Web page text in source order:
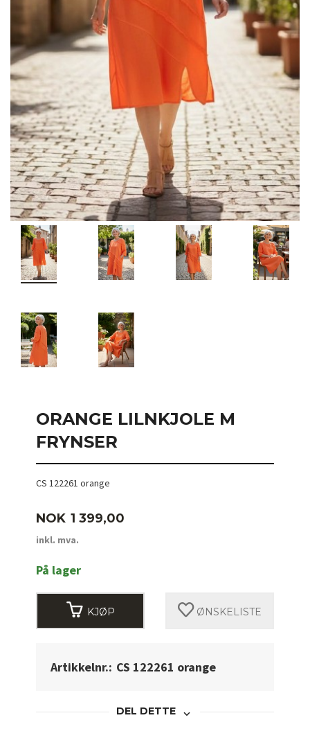
ORANGE LILNKJOLE M
FRYNSER
CS 122261 orange
Pris
NOK 1 399,00
inkl. mva.
På lager
KJØP ØNSKELISTE
Artikkelnr.: CS 122261 orange
DEL DETTE